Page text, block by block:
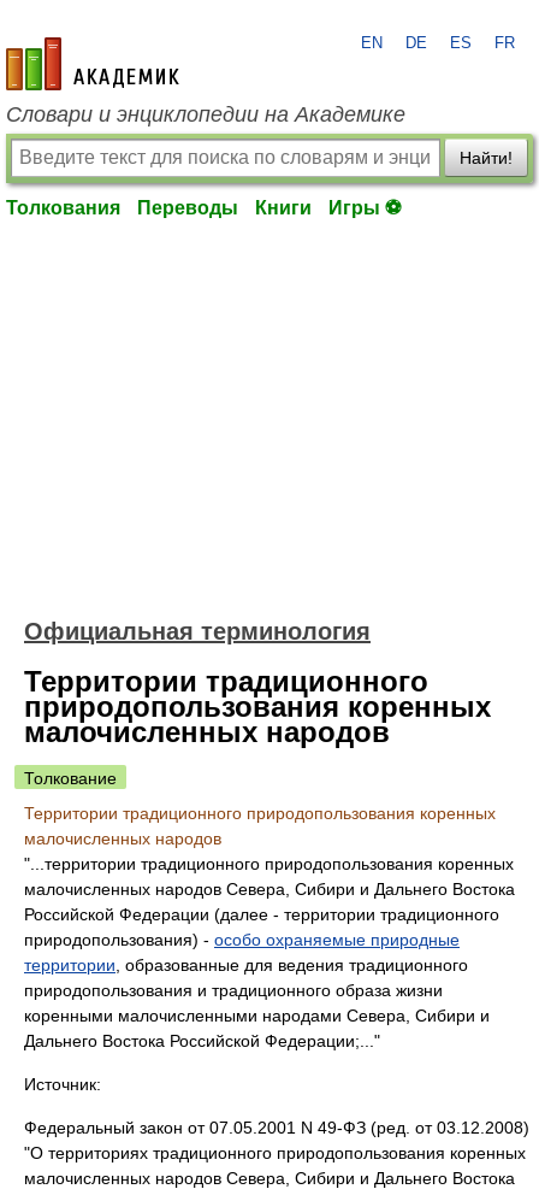
academic.ru
EN DE ES FR
Словари и энциклопедии на Академике
Найти!
Толкования Переводы Книги Игры ⚽
Официальная терминология
Территории традиционного
природопользования коренных
малочисленных народов
Толкование
Территории традиционного природопользования коренных
малочисленных народов
"...территории традиционного природопользования коренных
малочисленных народов Севера, Сибири и Дальнего Востока
Российской Федерации (далее - территории традиционного
природопользования) - особо охраняемые природные
территории , образованные для ведения традиционного
природопользования и традиционного образа жизни
коренными малочисленными народами Севера, Сибири и
Дальнего Востока Российской Федерации;..."
Источник:
Федеральный закон от 07.05.2001 N 49-ФЗ (ред. от 03.12.2008)
"О территориях традиционного природопользования коренных
малочисленных народов Севера, Сибири и Дальнего Востока